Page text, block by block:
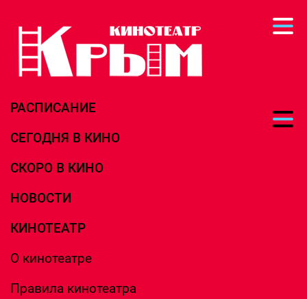
РАСПИСАНИЕ
СЕГОДНЯ В КИНО
СКОРО В КИНО
НОВОСТИ
КИНОТЕАТР
О кинотеатре
Правила кинотеатра